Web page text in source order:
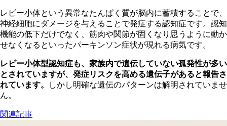
レビー小体という異常なたんぱく質が脳内に蓄積することで、
神経細胞にダメージを与えることで発症する認知症です。認知
機能の低下だけでなく、筋肉や関節が固くなり思うように動か
せなくなるといったパーキンソン症状が現れる病気です。
レビー小体型認知症も、家族内で遺伝していない孤発性が多い
とされていますが、発症リスクを高める遺伝子があると報告さ
れています。
しかし明確な遺伝のパターンは解明されていませ
ん。
関連記事